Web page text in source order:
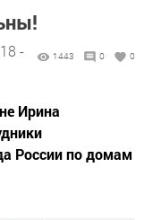
-
1443 0 0
Ирина
России по домам